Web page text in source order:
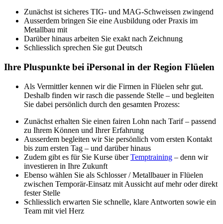
Zunächst ist sicheres TIG- und MAG-Schweissen zwingend
Ausserdem bringen Sie eine Ausbildung oder Praxis im
Metallbau mit
Darüber hinaus arbeiten Sie exakt nach Zeichnung
Schliesslich sprechen Sie gut Deutsch
Ihre Pluspunkte bei iPersonal in der Region Flüelen
Als Vermittler kennen wir die Firmen in Flüelen sehr gut.
Deshalb finden wir rasch die passende Stelle – und begleiten
Sie dabei persönlich durch den gesamten Prozess:
Zunächst erhalten Sie einen fairen Lohn nach Tarif – passend
zu Ihrem Können und Ihrer Erfahrung
Ausserdem begleiten wir Sie persönlich vom ersten Kontakt
bis zum ersten Tag – und darüber hinaus
Zudem gibt es für Sie Kurse überTemptraining – denn wir
investieren in Ihre Zukunft
Ebenso wählen Sie als Schlosser / Metallbauer in Flüelen
zwischen Temporär-Einsatz mit Aussicht auf mehr oder direkt
fester Stelle
Schliesslich erwarten Sie schnelle, klare Antworten sowie ein
Team mit viel Herz